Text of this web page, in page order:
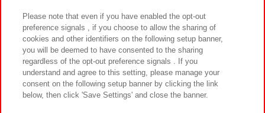
カスタマーハラスメント対応方針 よくあるご質問・お問い合わせ
©Bandai Namco Amusement Inc.
Please note that even if you have enabled the opt-out
preference signals , if you choose to allow the sharing of
cookies and other identifiers on the following setup banner,
you will be deemed to have consented to the sharing
regardless of the opt-out preference signals . If you
understand and agree to this setting, please manage your
consent on the following setup banner by clicking the link
below, then click 'Save Settings' and close the banner.